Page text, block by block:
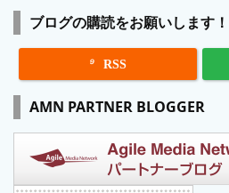
ブログの購読をお願いします！
 RSS
AMN PARTNER BLOGGER